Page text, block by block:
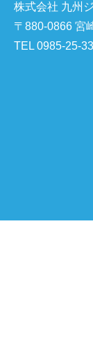
株式会社 九州
〒880-0866 宮
TEL 0985-25-